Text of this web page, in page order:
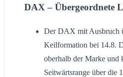
DAX – Übergeordnete
Der DAX mit Ausbruch
Keilformation bei 14.8.
oberhalb der Marke und
Seitwärtsrange über die